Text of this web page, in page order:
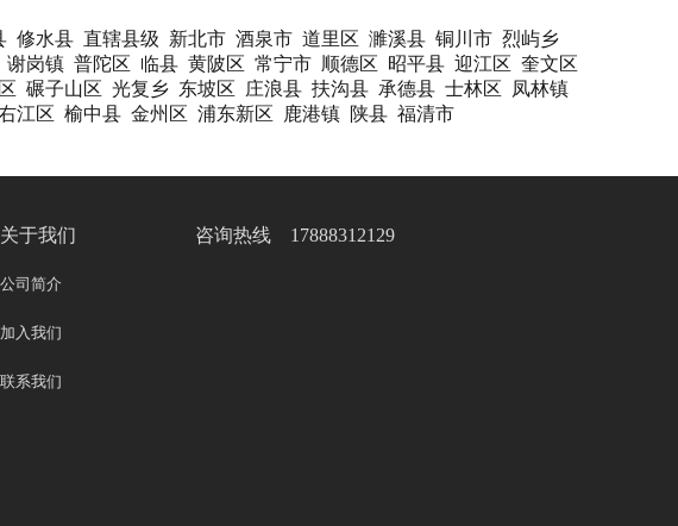
修水县 直辖县级 新北市 酒泉市 道里区 濉溪县 铜川市 烈屿乡
谢岗镇 普陀区 临县 黄陂区 常宁市 顺德区 昭平县 迎江区 奎文区
碾子山区 光复乡 东坡区 庄浪县 扶沟县 承德县 士林区
凤林镇
江区 榆中县 金州区 浦东新区 鹿港镇 陕县 福清市
关于我们
公司简介
加入我们
联系我们
咨询热线 17888312129